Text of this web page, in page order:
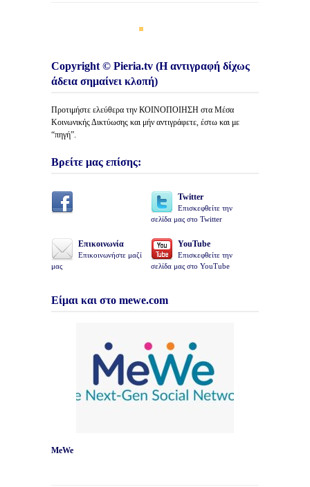
Copyright © Pieria.tv (Η αντιγραφή δίχως
άδεια σημαίνει κλοπή)
Προτιμήστε ελεύθερα την ΚΟΙΝΟΠΟΙΗΣΗ στα Μέσα
Κοινωνικής Δικτύωσης και μήν αντιγράφετε, έστω και με
“πηγή”.
Βρείτε μας επίσης:
Twitter
Επισκεφθείτε την
σελίδα μας στο Twitter
Επικοινωνία
Επικοινωνήστε μαζί
μας
YouTube
Επισκεφθείτε την
σελίδα μας στο YouTube
Είμαι και στο mewe.com
MeWe